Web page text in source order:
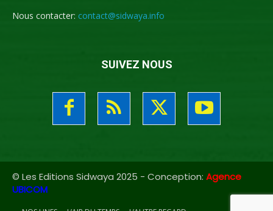
Nous contacter: contact@sidwaya.info
SUIVEZ NOUS
© Les Editions Sidwaya 2025 - Conception: Agence
UBICOM